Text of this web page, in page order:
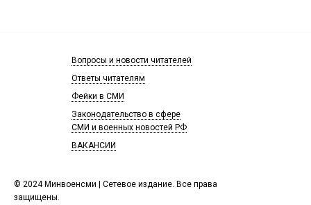
© 2024 Минвоенсми | Сетевое издание. Все права
защищены.
Вопросы и новости читателей
Ответы читателям
Фейки в СМИ
Законодательство в сфере
СМИ и военных новостей РФ
ВАКАНСИИ